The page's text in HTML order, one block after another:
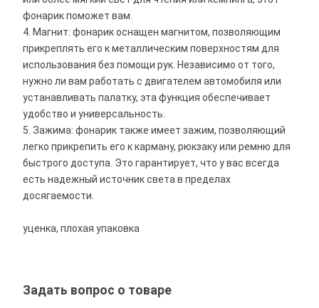
фонарик поможет вам.
4. Магнит: фонарик оснащен магнитом, позволяющим
прикреплять его к металлическим поверхностям для
использования без помощи рук. Независимо от того,
нужно ли вам работать с двигателем автомобиля или
устанавливать палатку, эта функция обеспечивает
удобство и универсальность.
5. Зажима: фонарик также имеет зажим, позволяющий
легко прикрепить его к карману, рюкзаку или ремню для
быстрого доступа. Это гарантирует, что у вас всегда
есть надежный источник света в пределах
досягаемости.
уценка, плохая упаковка
Задать вопрос о товаре